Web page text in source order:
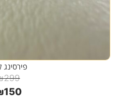
פירסינג
299
150